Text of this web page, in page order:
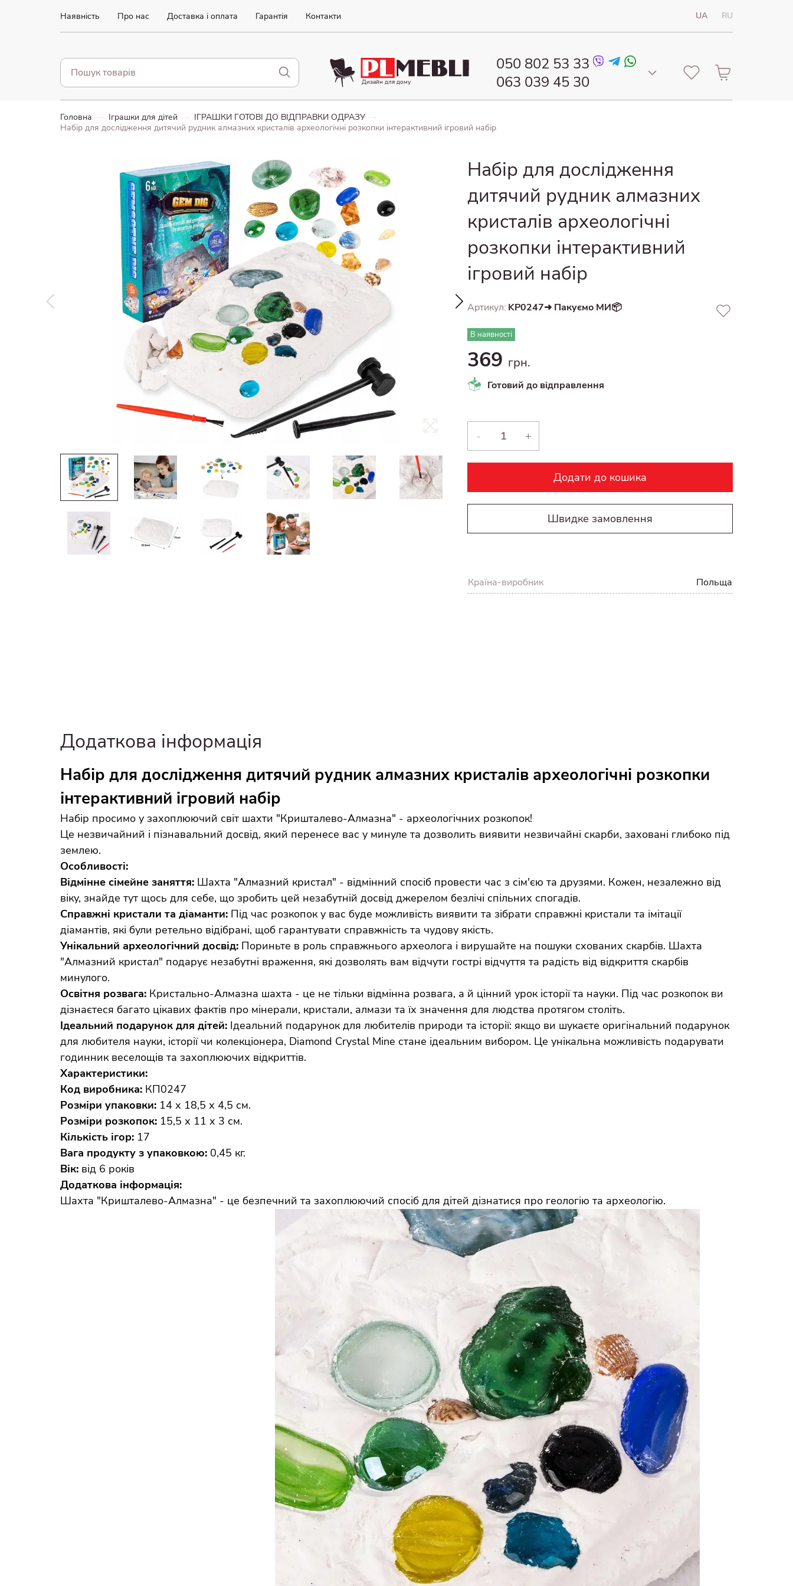
Наявність Про нас Доставка і оплата Гарантія Контакти UA RU
050 802 53 33
063 039 45 30
073 802 53 33
Дизайн для домy
Головна Іграшки для дітей
ІГРАШКИ ГОТОВІ ДО ВІДПРАВКИ ОДРАЗУ
Набір для дослідження дитячий рудник алмазних кристалів археологічні розкопки інтерактивний ігровий набір
Набір для дослідження
дитячий рудник алмазних
кристалів археологічні
розкопки інтерактивний
ігровий набір
Артикул: KP0247➜ Пакуємо МИ📦
В наявності
369 грн.
Готовий до відправлення
- +
Додати до кошика
Швидке замовлення
Країна-виробник Польща
Додаткова інформація
Набір для дослідження дитячий рудник алмазних кристалів археологічні розкопки
інтерактивний ігровий набір
Набір просимо у захоплюючий світ шахти "Кришталево-Алмазна" - археологічних розкопок!
Це незвичайний і пізнавальний досвід, який перенесе вас у минуле та дозволить виявити незвичайні скарби, заховані глибоко під
землею.
Особливості:
Відмінне сімейне заняття: Шахта "Алмазний кристал" - відмінний спосіб провести час з сім'єю та друзями. Кожен, незалежно від
віку, знайде тут щось для себе, що зробить цей незабутній досвід джерелом безлічі спільних спогадів.
Справжні кристали та діаманти: Під час розкопок у вас буде можливість виявити та зібрати справжні кристали та імітації
діамантів, які були ретельно відібрані, щоб гарантувати справжність та чудову якість.
Унікальний археологічний досвід: Пориньте в роль справжнього археолога і вирушайте на пошуки схованих скарбів. Шахта
"Алмазний кристал" подарує незабутні враження, які дозволять вам відчути гострі відчуття та радість від відкриття скарбів
минулого.
Освітня розвага: Кристально-Алмазна шахта - це не тільки відмінна розвага, а й цінний урок історії та науки. Під час розкопок ви
дізнаєтеся багато цікавих фактів про мінерали, кристали, алмази та їх значення для людства протягом століть.
Ідеальний подарунок для дітей: Ідеальний подарунок для любителів природи та історії: якщо ви шукаєте оригінальний подарунок
для любителя науки, історії чи колекціонера, Diamond Crystal Mine стане ідеальним вибором. Це унікальна можливість подарувати
годинник веселощів та захоплюючих відкриттів.
Характеристики:
Код виробника: КП0247
Розміри упаковки: 14 х 18,5 х 4,5 см.
Розміри розкопок: 15,5 х 11 х 3 см.
Кількість ігор: 17
Вага продукту з упаковкою: 0,45 кг.
Вік: від 6 років
Додаткова інформація:
Шахта "Кришталево-Алмазна" - це безпечний та захоплюючий спосіб для дітей дізнатися про геологію та археологію.